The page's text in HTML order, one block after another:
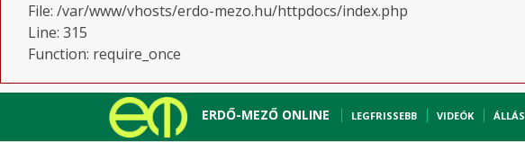
File: /var/www/vhosts/erdo-mezo.hu/httpdocs/index.php
Line: 315
Function: require_once
ERDŐ-MEZŐ ONLINE LEGFRISSEBB VIDEÓK ÁLLÁS